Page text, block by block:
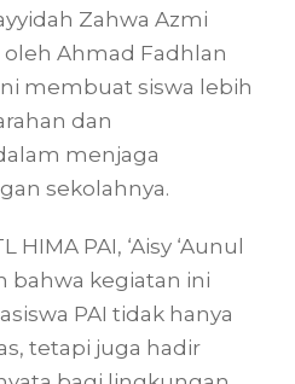
Zahwa Azmi
oleh Ahmad Fadhlan
membuat siswa lebih
dan
menjaga
sekolahnya.
PAI, ‘Aisy ‘Aunul
bahwa kegiatan ini
PAI tidak hanya
tetapi juga hadir